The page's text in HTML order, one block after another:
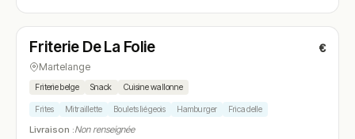
N° 5
Friterie De La Folie €
Martelange
Friterie belge Snack Cuisine wallonne
Frites Mitraillette Boulets liégeois Hamburger Fricadelle
Livraison :Non renseignée